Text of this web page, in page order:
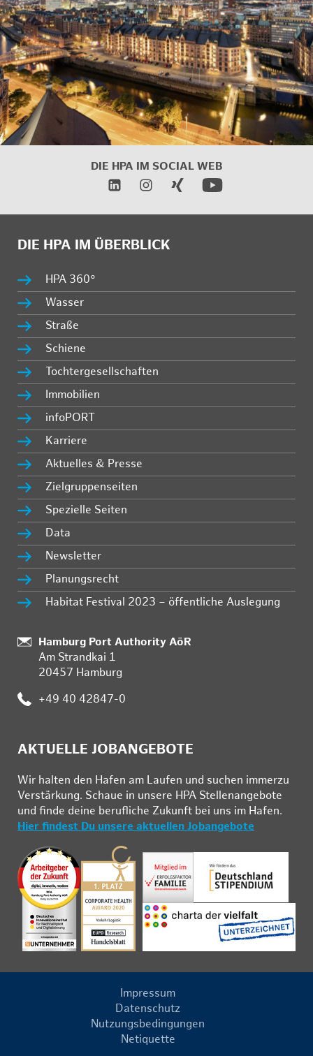
DIE HPA IM SOCIAL WEB
DIE HPA IM ÜBERBLICK
HPA 360°
Wasser
Straße
Schiene
Tochtergesellschaften
Immobilien
infoPORT
Karriere
Aktuelles & Presse
Zielgruppenseiten
Spezielle Seiten
Data
Newsletter
Planungsrecht
Habitat Festival 2023 – öffentliche Auslegung
Standort:
Hamburg Port Authority AöR
Am Strandkai 1
20457 Hamburg
Telefon:
+49 40 42847-0
AKTUELLE JOBANGEBOTE
Wir hal­ten den Ha­fen am Lau­fen und su­chen im­mer­zu
Ver­stär­kung. Schau­e in un­se­re HPA Stel­len­an­ge­bo­te
und fin­de deine be­ruf­li­che Zu­kunft bei uns im Ha­fen.
Hier findest Du unsere aktuellen Jobangebote
Impressum
Datenschutz
Nutzungsbedingungen
Netiquette